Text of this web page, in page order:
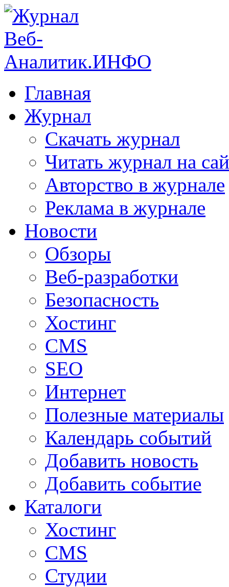
Главная
Журнал
Скачать журнал
Читать журнал на
Авторство в журнале
Реклама в журнале
Новости
Обзоры
Веб-разработки
Безопасность
Хостинг
CMS
SEO
Интернет
Полезные материалы
Календарь событий
Добавить новость
Добавить событие
Каталоги
Хостинг
CMS
Студии